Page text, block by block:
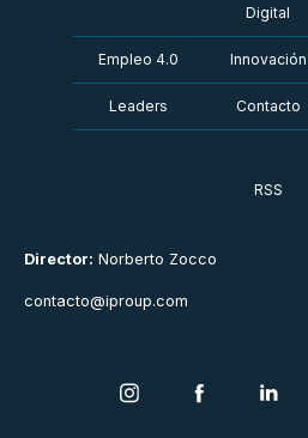
Director: Norberto Zocco
contacto@iproup.com
Digital
Empleo 4.0 Innovación
Leaders Contacto
RSS